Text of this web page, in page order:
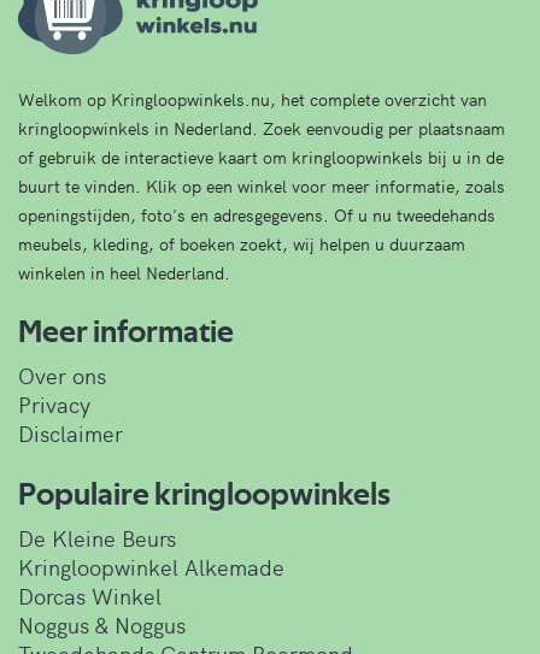
Welkom op Kringloopwinkels.nu, het complete overzicht van
kringloopwinkels in Nederland. Zoek eenvoudig per plaatsnaam
of gebruik de interactieve kaart om kringloopwinkels bij u in de
buurt te vinden. Klik op een winkel voor meer informatie, zoals
openingstijden, foto's en adresgegevens. Of u nu tweedehands
meubels, kleding, of boeken zoekt, wij helpen u duurzaam
winkelen in heel Nederland.
Meer informatie
Over ons
Privacy
Disclaimer
Populaire kringloopwinkels
De Kleine Beurs
Kringloopwinkel Alkemade
Dorcas Winkel
Noggus & Noggus